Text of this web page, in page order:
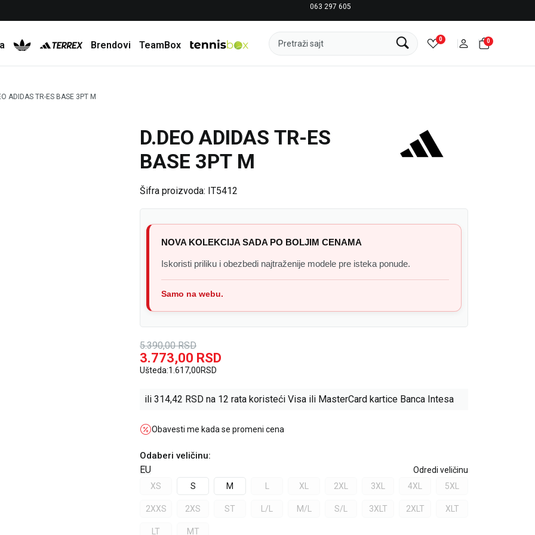
063 297 605
Brendovi TeamBox Pretraži sajt 0 0
ADIDAS TR-ES BASE 3PT M
D.DEO ADIDAS TR-ES
BASE 3PT M
Šifra proizvoda: IT5412
NOVA KOLEKCIJA SADA PO BOLJIM CENAMA
Iskoristi priliku i obezbedi najtraženije modele pre isteka ponude.
Samo na webu.
5.390,00 RSD
3.773,00 RSD
Ušteda:1.617,00RSD
ili 314,42 RSD na 12 rata koristeći Visa ili MasterCard kartice Banca Intesa
Obavesti me kada se promeni cena
Odaberi veličinu:
EU
Odredi veličinu
XS
S M XL 2XL 3XL 4XL 5XL
2XXS 2XS ST L/L M/L S/L 3XLT 2XLT XLT
LT MT